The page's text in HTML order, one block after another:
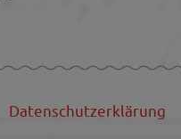
Datenschutzerklärung